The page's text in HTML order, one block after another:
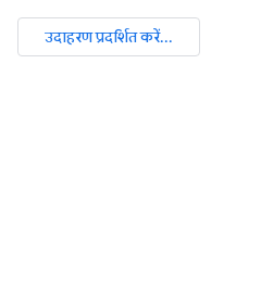
उदाहरण प्रदर्शित करें...